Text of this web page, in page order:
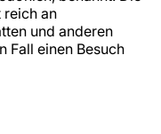
reich an
und anderen
Fall einen Besuch